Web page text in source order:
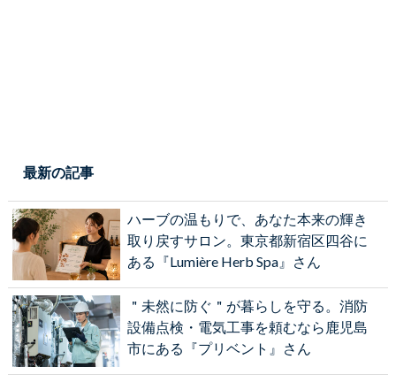
最新の記事
ハーブの温もりで、あなた本来の輝き
取り戻すサロン。東京都新宿区四谷に
ある『Lumière Herb Spa』さん
＂未然に防ぐ＂が暮らしを守る。消防
設備点検・電気工事を頼むなら鹿児島
市にある『プリベント』さん